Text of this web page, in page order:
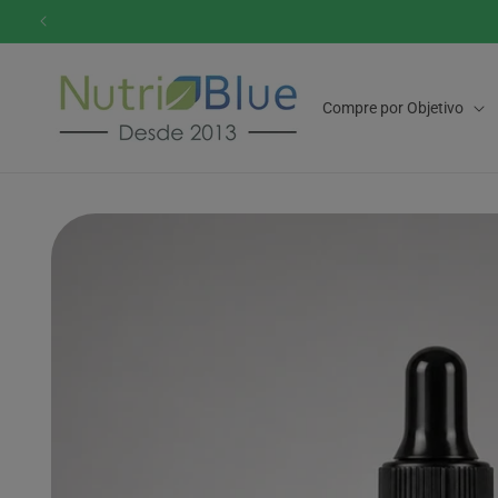
para o
conteúdo
Compre por Objetivo
as